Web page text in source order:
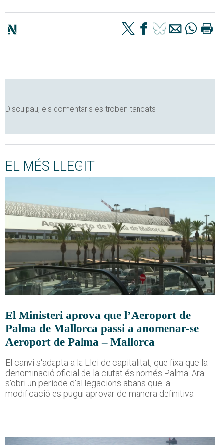
Disculpau, els comentaris es troben tancats
EL MÉS LLEGIT
El Ministeri aprova que l’Aeroport de
Palma de Mallorca passi a anomenar-se
Aeroport de Palma – Mallorca
El canvi s'adapta a la Llei de capitalitat, que fixa que la
denominació oficial de la ciutat és només Palma. Ara
s'obri un període d'al·legacions abans que la
modificació es pugui aprovar de manera definitiva.